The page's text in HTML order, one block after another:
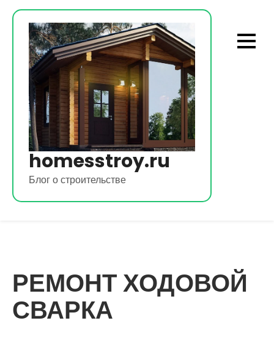
Перейти
содержимому
homesstroy.ru
Блог о строительстве
РЕМОНТ ХОДОВОЙ
СВАРКА